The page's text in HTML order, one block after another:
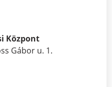
Központ
Gábor u. 1.